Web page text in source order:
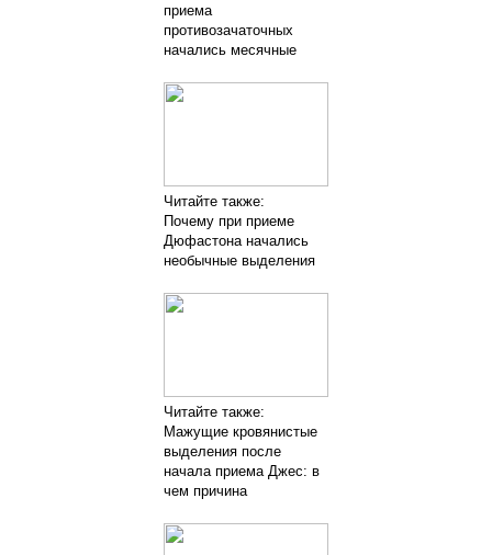
приема
противозачаточных
начались месячные
Читайте также:
Почему при приеме
Дюфастона начались
необычные выделения
Читайте также:
Мажущие кровянистые
выделения после
начала приема Джес: в
чем причина